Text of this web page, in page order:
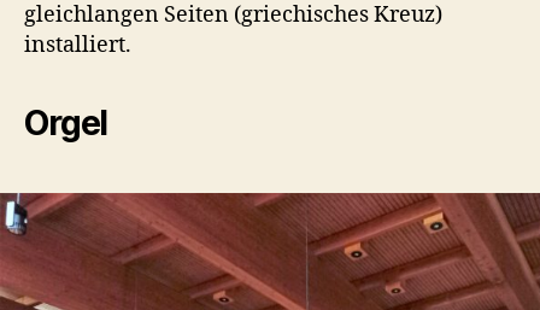
gleichlangen Seiten (griechisches Kreuz)
installiert.
Orgel